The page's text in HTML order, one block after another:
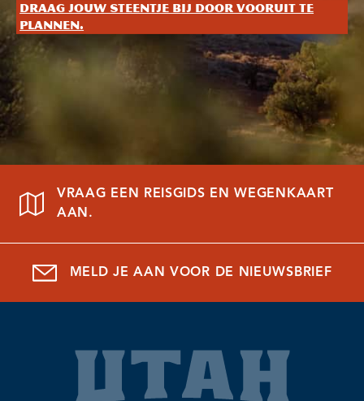
Draag jouw steentje bij door vooruit te
plannen.
VRAAG EEN REISGIDS EN WEGENKAART
AAN.
MELD JE AAN VOOR DE NIEUWSBRIEF